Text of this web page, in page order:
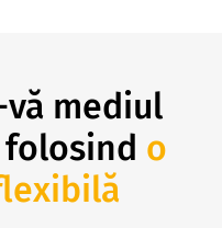
mediul
folosind o